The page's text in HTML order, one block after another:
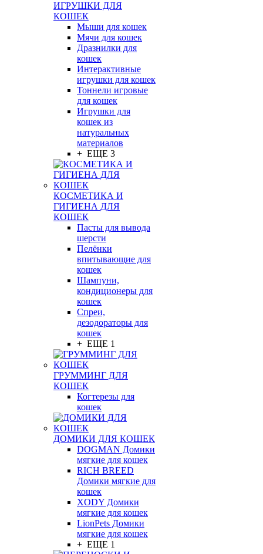
ИГРУШКИ ДЛЯ
КОШЕК
Мыши для кошек
Мячи для кошек
Дразнилки для
кошек
Интерактивные
игрушки для кошек
Тоннели игровые
для кошек
Игрушки для
кошек из
натуральных
материалов
+ ЕЩЕ 3
КОСМЕТИКА И
ГИГИЕНА ДЛЯ
КОШЕК
Пасты для вывода
шерсти
Пелёнки
впитывающие для
кошек
Шампуни,
кондиционеры для
кошек
Спреи,
дезодораторы для
кошек
+ ЕЩЕ 1
ГРУММИНГ ДЛЯ
КОШЕК
Когтерезы для
кошек
ДОМИКИ ДЛЯ КОШЕК
DOGMAN Домики
мягкие для кошек
RICH BREED
Домики мягкие для
кошек
XODY Домики
мягкие для кошек
LionPets Домики
мягкие для кошек
+ ЕЩЕ 1